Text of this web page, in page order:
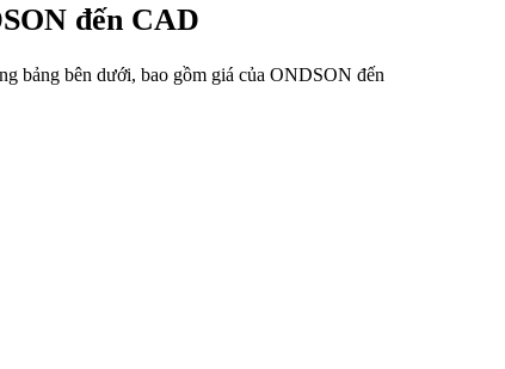
đến CAD
bảng bên dưới, bao gồm giá của ONDSON đến